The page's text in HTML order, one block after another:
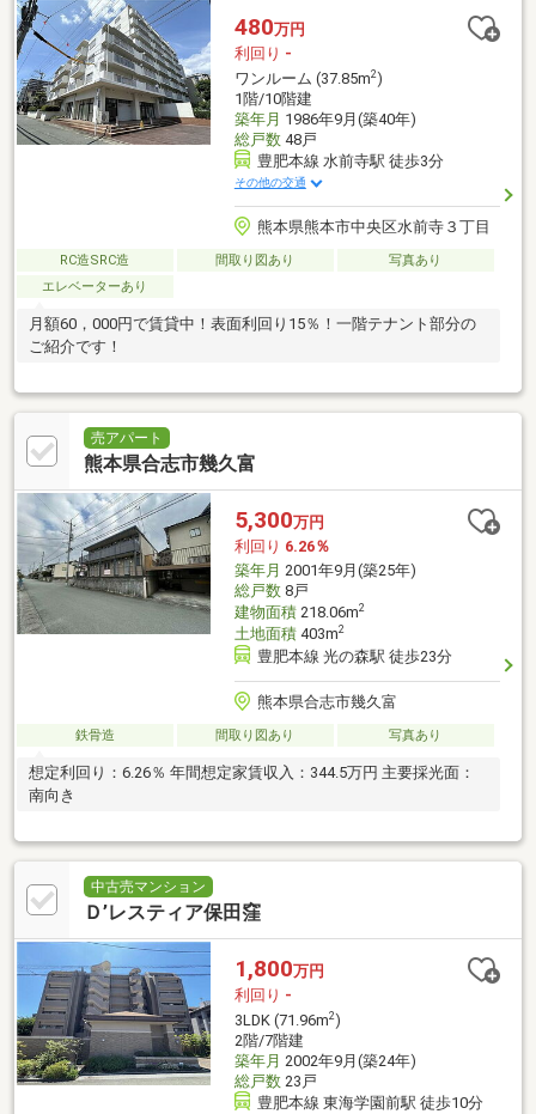
480万円
利回り -
ワンルーム (37.85m2)
1階/10階建
築年月 1986年9月(築40年)
総戸数48戸
豊肥本線 水前寺駅 徒歩3分
その他の交通
熊本県熊本市中央区水前寺３丁目
RC造SRC造 間取り図あり
写真あり
エレベーターあり
月額60，000円で賃貸中！表面利回り15％！一階テナント部分の
ご紹介です！
売アパート
熊本県合志市幾久富
5,300万円
利回り 6.26％
築年月 2001年9月(築25年)
総戸数8戸
建物面積218.06m2
土地面積403m2
豊肥本線 光の森駅 徒歩23分
熊本県合志市幾久富
鉄骨造 間取り図あり 写真あり
想定利回り：6.26％ 年間想定家賃収入：344.5万円 主要採光面：
南向き
中古売マンション
Ｄ’レスティア保田窪
1,800万円
利回り -
3LDK (71.96m2)
2階/7階建
築年月 2002年9月(築24年)
総戸数23戸
豊肥本線 東海学園前駅 徒歩10分